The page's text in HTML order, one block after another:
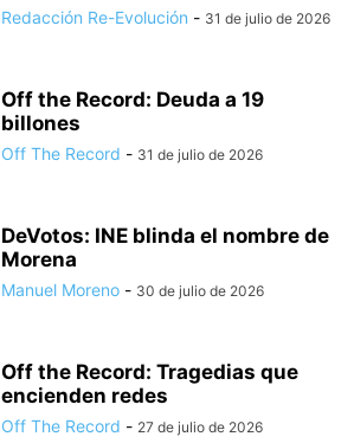
Redacción Re-Evolución - 31 de julio de 2026
Off the Record: Deuda a 19
billones
Off The Record - 31 de julio de 2026
DeVotos: INE blinda el nombre de
Morena
Manuel Moreno - 30 de julio de 2026
Off the Record: Tragedias que
encienden redes
Off The Record - 27 de julio de 2026